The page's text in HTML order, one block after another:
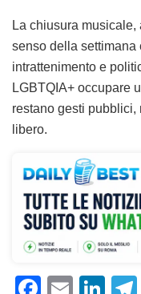
La chiusura musicale,
senso della settimana
intrattenimento e
LGBTQIA+ occupare
restano gesti
libero.